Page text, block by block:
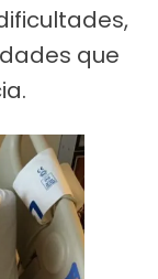
que